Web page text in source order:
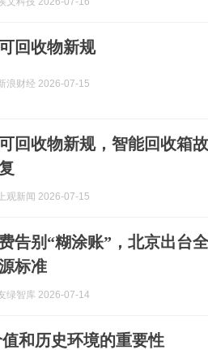
回收物新规
浪财经 2026-07-15
回收物新规，智能回收箱
上观新闻 2026-07-15
告别“糊涂账”，北京出台
标准
绿智库 2026-07-14
和历史环境的重要性